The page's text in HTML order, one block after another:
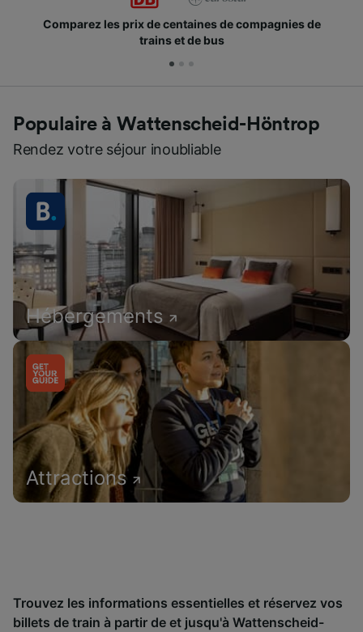
centaines de compagnies de
Des millions de
Populaire à Wattenscheid-Höntrop
Rendez votre séjour inoubliable
Hébergements
Attractions
Trouvez les informations essentielles et réservez vos
billets de train à partir de et jusqu'à Wattenscheid-